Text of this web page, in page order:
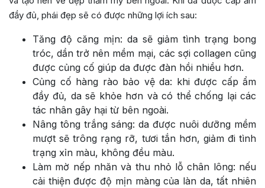
đầy đủ, phái đẹp sẽ có được những lợi ích sau:
Tăng độ căng mịn: da sẽ giảm tình trạng bong
tróc, dần trở nên mềm mại, các sợi collagen cũng
được củng cố giúp da được đàn hồi nhiều hơn.
Củng cố hàng rào bảo vệ da: khi được cấp ẩm
đầy đủ, da sẽ khỏe hơn và có thể chống lại các
tác nhân gây hại từ bên ngoài.
Nâng tông trắng sáng: da được nuôi dưỡng mềm
mượt sẽ trông rạng rỡ, tươi tắn hơn, giảm đi tình
trạng xỉn màu, không đều màu.
Làm mờ nếp nhăn và thu nhỏ lỗ chân lông: nếu
cải thiện được độ mịn màng của làn da, tất nhiên